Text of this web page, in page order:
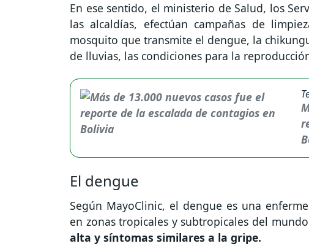
En ese sentido, el ministerio de Salud, los
las alcaldías, efectúan campañas de
mosquito que transmite el dengue, la
de lluvias, las condiciones para la
El dengue
Según MayoClinic, el dengue es una
en zonas tropicales y subtropicales del
alta y síntomas similares a la gripe.